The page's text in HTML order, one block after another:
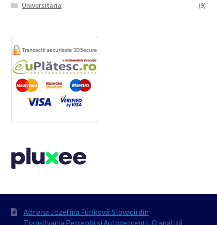
Universitaria
(9)
Adriana Jozefína Fúriková: Slovacii din
Transilvania.Percepții și Autopercepții. O analiză